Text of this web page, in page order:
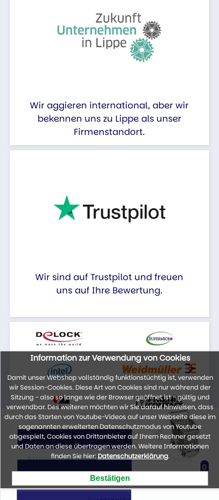
Wir aggieren international, aber wir
bekennen uns zu Lippe als unser
Firmenstandort.
Wir sind auf Trustpilot und freuen
uns auf Ihre Bewertung.
Auszug der Marken unseres Portfolios
Information zur Verwendung von Cookies
Damit unser Webshop vollständig funktionstüchtig ist, verwenden
wir Session-Cookies. Diese Art von Cookies sind nur während der
Sitzung - also so lange wie der Browser geöffnet ist - gültig und
verwendbar. Des weiteren möchten wir Sie darauf hinweisen, dass
durch das Starten von Youtube-Videos auf unser Webseite diese im
sogenannten erweiterten Datenschutzmodus von Youtube
abgespielt, Cookies von Drittanbieter auf Ihrem Rechner gesetzt
und Daten an diese übertragen werden. Weitere Informationen
finden Sie hier: Datenschutzerklärung.
0